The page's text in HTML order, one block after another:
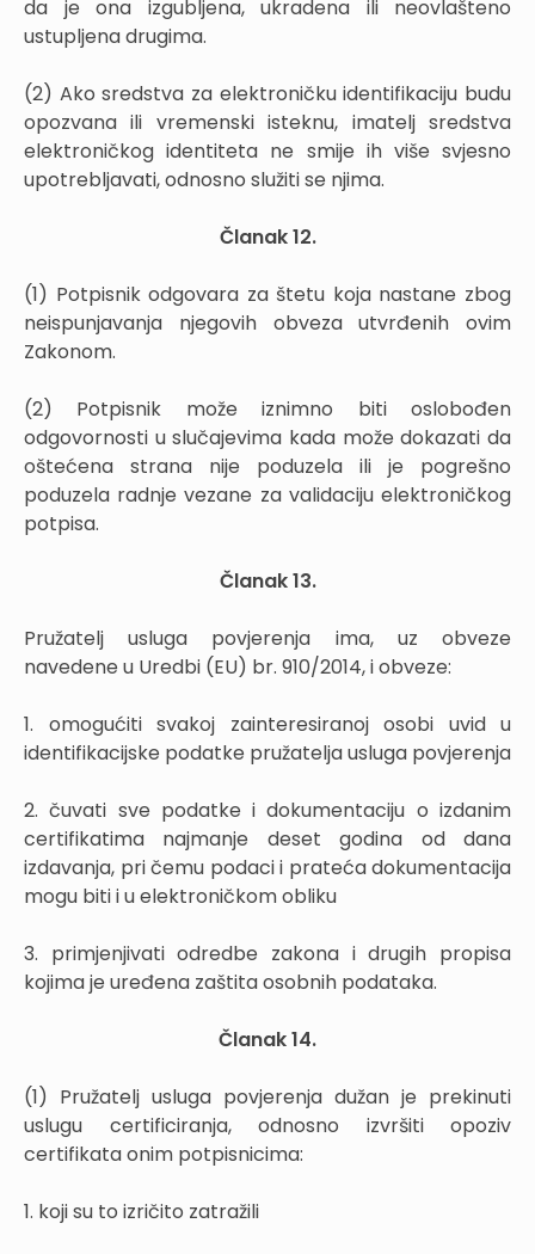
da je ona izgubljena, ukradena ili neovlašteno
ustupljena drugima.
(2) Ako sredstva za elektroničku identifikaciju budu
opozvana ili vremenski isteknu, imatelj sredstva
elektroničkog identiteta ne smije ih više svjesno
upotrebljavati, odnosno služiti se njima.
Članak 12.
(1) Potpisnik odgovara za štetu koja nastane zbog
neispunjavanja njegovih obveza utvrđenih ovim
Zakonom.
(2) Potpisnik može iznimno biti oslobođen
odgovornosti u slučajevima kada može dokazati da
oštećena strana nije poduzela ili je pogrešno
poduzela radnje vezane za validaciju elektroničkog
potpisa.
Članak 13.
Pružatelj usluga povjerenja ima, uz obveze
navedene u Uredbi (EU) br. 910/2014, i obveze:
1. omogućiti svakoj zainteresiranoj osobi uvid u
identifikacijske podatke pružatelja usluga povjerenja
2. čuvati sve podatke i dokumentaciju o izdanim
certifikatima najmanje deset godina od dana
izdavanja, pri čemu podaci i prateća dokumentacija
mogu biti i u elektroničkom obliku
3. primjenjivati odredbe zakona i drugih propisa
kojima je uređena zaštita osobnih podataka.
Članak 14.
(1) Pružatelj usluga povjerenja dužan je prekinuti
uslugu certificiranja, odnosno izvršiti opoziv
certifikata onim potpisnicima:
1. koji su to izričito zatražili